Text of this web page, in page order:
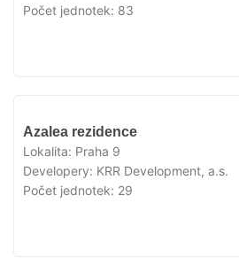
Počet jednotek: 83
Azalea rezidence
Lokalita: Praha 9
Developery: KRR Development, a.s.
Počet jednotek: 29